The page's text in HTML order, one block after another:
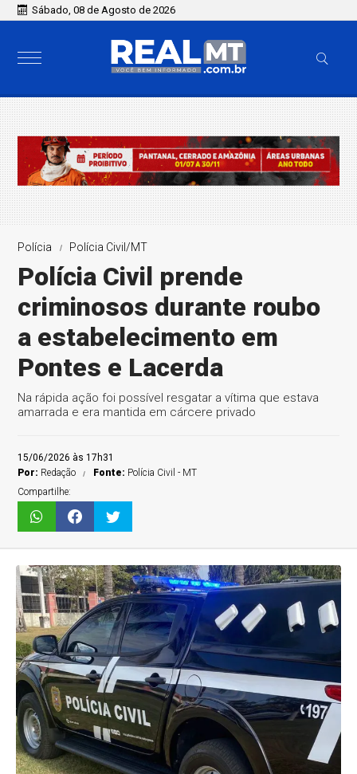
Sábado, 08 de Agosto de 2026
Polícia Polícia Civil/MT
Polícia Civil prende
criminosos durante roubo
a estabelecimento em
Pontes e Lacerda
Na rápida ação foi possível resgatar a vítima que estava
amarrada e era mantida em cárcere privado
15/06/2026 às 17h31
Por: Redação Fonte: Polícia Civil - MT
Compartilhe: